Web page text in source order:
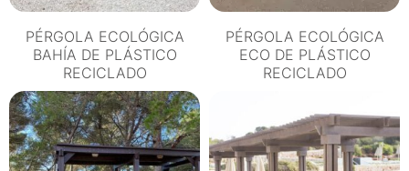
PÉRGOLA ECOLÓGICA
BAHÍA DE PLÁSTICO
RECICLADO
PÉRGOLA ECOLÓGICA
ECO DE PLÁSTICO
RECICLADO